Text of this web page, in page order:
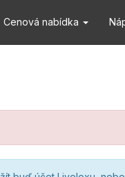
Cenová nabídka